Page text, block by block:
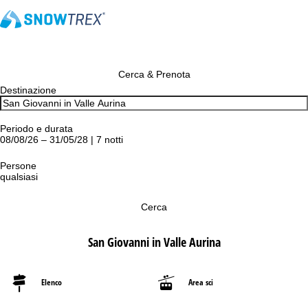
Cerca & Prenota
Destinazione
Periodo e durata
08/08/26 – 31/05/28 | 7 notti
Persone
qualsiasi
Cerca
San Giovanni in Valle Aurina
Elenco Area sci